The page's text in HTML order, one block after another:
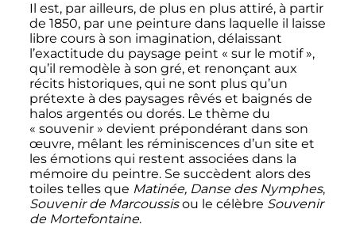
Il est, par ailleurs, de plus en plus attiré, à partir
de 1850, par une peinture dans laquelle il laisse
libre cours à son imagination, délaissant
l’exactitude du paysage peint « sur le motif »,
qu’il remodèle à son gré, et renonçant aux
récits historiques, qui ne sont plus qu’un
prétexte à des paysages rêvés et baignés de
halos argentés ou dorés. Le thème du
« souvenir » devient prépondérant dans son
œuvre, mêlant les réminiscences d’un site et
les émotions qui restent associées dans la
mémoire du peintre. Se succèdent alors des
toiles telles que Matinée, Danse des Nymphes,
Souvenir de Marcoussisou le célèbre Souvenir
de Mortefontaine.